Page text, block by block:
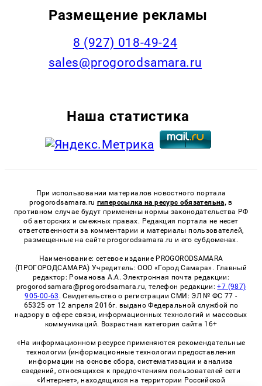
Размещение рекламы
8 (927) 018-49-24
sales@progorodsamara.ru
Наша статистика
При использовании материалов новостного портала
progorodsamara.ru гиперссылка на ресурс обязательна, в
противном случае будут применены нормы законодательства РФ
об авторских и смежных правах. Редакция портала не несет
ответственности за комментарии и материалы пользователей,
размещенные на сайте progorodsamara.ru и его субдоменах.
Наименование: сетевое издание PROGORODSAMARA
(ПРОГОРОДСАМАРА) Учредитель: ООО «Город Самара». Главный
редактор: Романова А.А. Электронная почта редакции:
progorodsamara@progorodsamara.ru, телефон редакции:+7 (987)
905-00-63 . Свидетельство о регистрации СМИ: ЭЛ № ФС 77 -
65325 от 12 апреля 2016г. выдано Федеральной службой по
надзору в сфере связи, информационных технологий и массовых
коммуникаций. Возрастная категория сайта 16+
«На информационном ресурсе применяются рекомендательные
технологии (информационные технологии предоставления
информации на основе сбора, систематизации и анализа
сведений, относящихся к предпочтениям пользователей сети
«Интернет», находящихся на территории Российской